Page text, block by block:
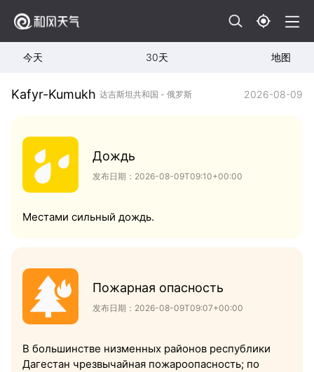
今天 30天 地图
Kafyr-Kumukh 达吉斯坦共和国 - 俄罗斯 2026-08-09
Дождь
发布日期：2026-08-09T09:10+00:00
Местами сильный дождь.
Пожарная опасность
发布日期：2026-08-09T09:07+00:00
В большинстве низменных районов республики
Дагестан чрезвычайная пожароопасность; по